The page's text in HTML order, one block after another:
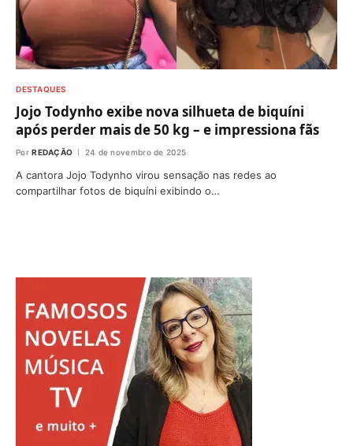
DESTAQUES
Jojo Todynho exibe nova silhueta de biquíni
após perder mais de 50 kg – e impressiona fãs
Por REDAÇÃO 24 de novembro de 2025
A cantora Jojo Todynho virou sensação nas redes ao
compartilhar fotos de biquíni exibindo o…